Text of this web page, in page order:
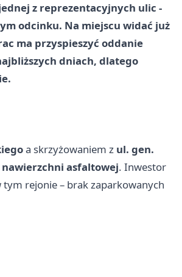
z reprezentacyjnych ulic -
odcinku. Na miejscu widać już
ma przyspieszyć oddanie
dniach, dlatego
a skrzyżowaniem z ul. gen.
nawierzchni asfaltowej. Inwestor
rejonie – brak zaparkowanych